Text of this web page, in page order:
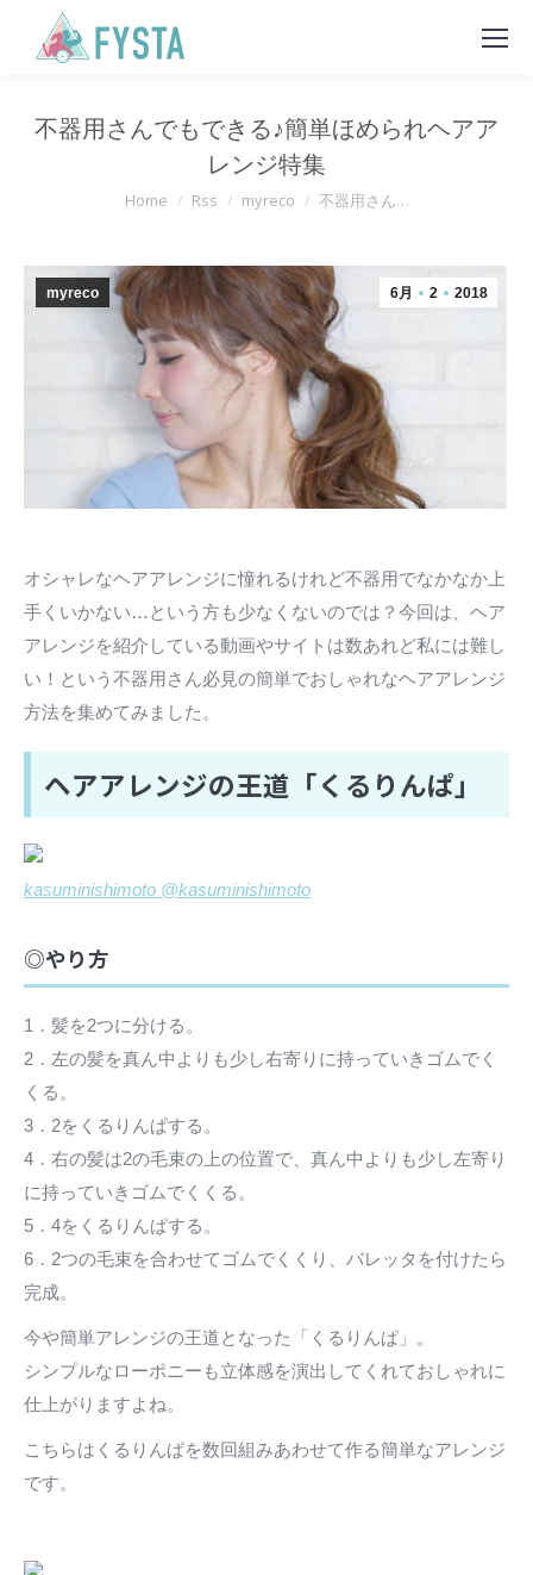
不器用さんでもできる♪簡単ほめられヘアア
レンジ特集
You are here:
Home Rss myreco 不器用さん…
6月 2 2018
myreco
オシャレなヘアアレンジに憧れるけれど不器用でなかなか上
手くいかない…という方も少なくないのでは？今回は、ヘア
アレンジを紹介している動画やサイトは数あれど私には難し
い！という不器用さん必見の簡単でおしゃれなヘアアレンジ
方法を集めてみました。
ヘアアレンジの王道「くるりんぱ」
kasuminishimoto @kasuminishimoto
◎やり方
1．髪を2つに分ける。
2．左の髪を真ん中よりも少し右寄りに持っていきゴムでく
くる。
3．2をくるりんぱする。
4．右の髪は2の毛束の上の位置で、真ん中よりも少し左寄り
に持っていきゴムでくくる。
5．4をくるりんぱする。
6．2つの毛束を合わせてゴムでくくり、バレッタを付けたら
完成。
今や簡単アレンジの王道となった「くるりんぱ」。
シンプルなローポニーも立体感を演出してくれておしゃれに
仕上がりますよね。
こちらはくるりんぱを数回組みあわせて作る簡単なアレンジ
です。